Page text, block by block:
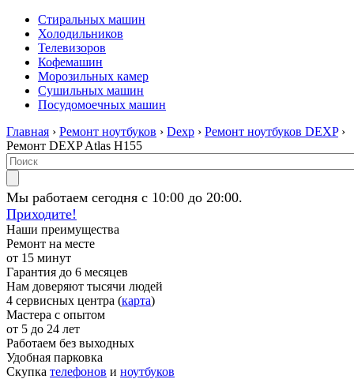
Стиральных машин
Холодильников
Телевизоров
Кофемашин
Морозильных камер
Сушильных машин
Посудомоечных машин
Главная › Ремонт ноутбуков › Dexp › Ремонт ноутбуков DEXP›
Ремонт DEXP Atlas H155
Мы работаем сегодня с 10:00 до 20:00.
Приходите!
Наши преимущества
Ремонт на месте
от 15 минут
Гарантия до 6 месяцев
Нам доверяют тысячи людей
4 сервисных центра (карта)
Мастера с опытом
от 5 до 24 лет
Работаем без выходных
Удобная парковка
Скупка телефонов и ноутбуков